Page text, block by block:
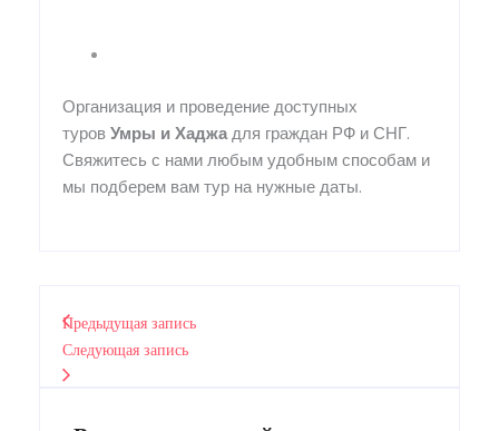
Организация и проведение доступных
туров Умры и Хаджадля граждан РФ и СНГ.
Свяжитесь с нами любым удобным способам и
мы подберем вам тур на нужные даты.
Предыдущая запись
Следующая запись